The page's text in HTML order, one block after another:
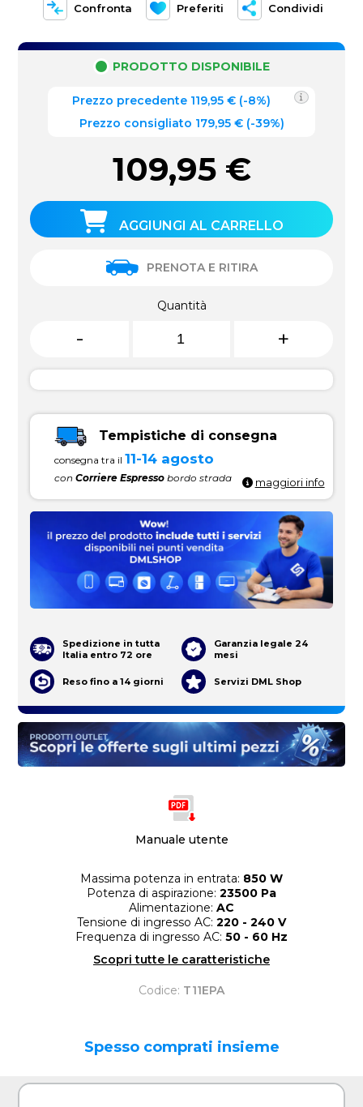
Manuale utente
Confronta Preferiti Condividi
Massima potenza in entrata: 850 W
Potenza di aspirazione: 23500 Pa
Alimentazione: AC
Tensione di ingresso AC: 220 - 240 V
Frequenza di ingresso AC: 50 - 60 Hz
Scopri tutte le caratteristiche
Codice: T11EPA
PRODOTTO DISPONIBILE
Prezzo precedente 119,95 € (-8%)
Prezzo consigliato 179,95 € (-39%)
109,95 €
AGGIUNGI AL CARRELLO
PRENOTA E RITIRA
Quantità
- +
Tempistiche di consegna
consegna tra il 11-14 agosto
conCorriere Espresso bordo strada maggiori info
Spedizione in tutta
Italia entro 72 ore
Garanzia legale 24
mesi
Reso fino a 14 giorni Servizi DML Shop
Spesso comprati insieme